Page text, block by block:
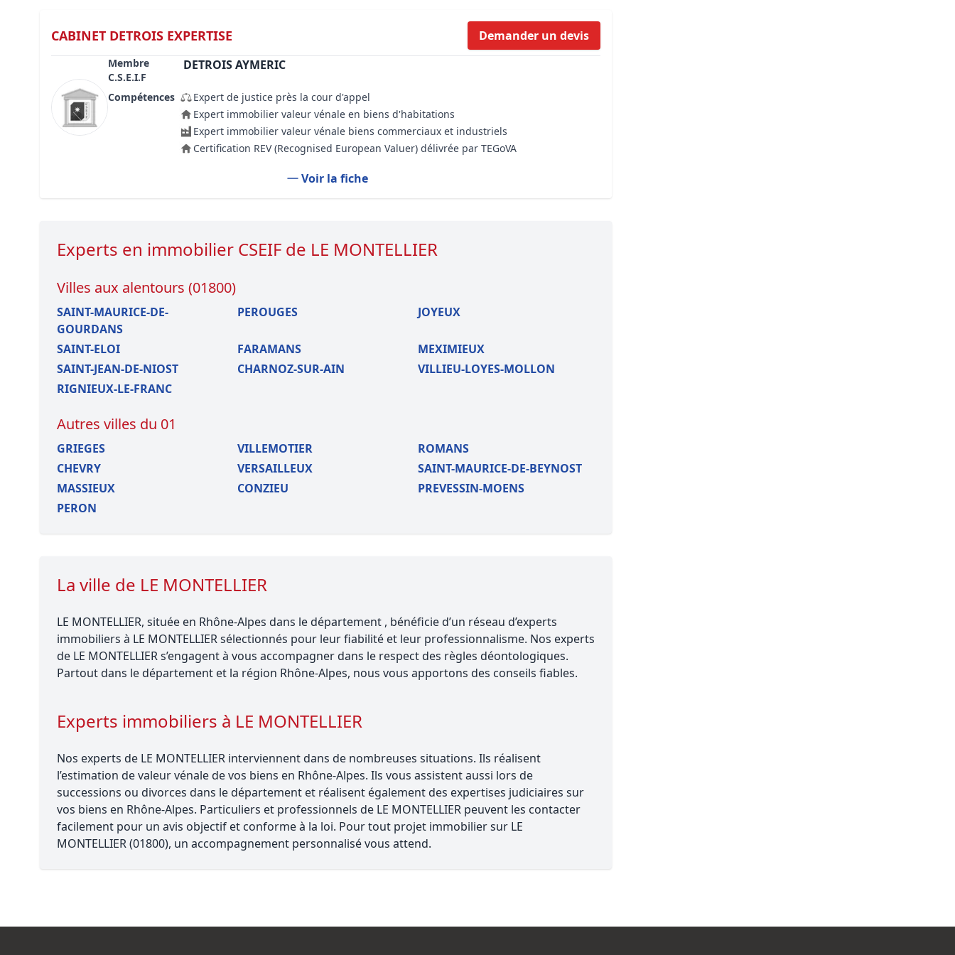
Formation règles d’urbanisme
CABINET DETROIS EXPERTISE Demander un devis
Membre
C.S.E.I.F
DETROIS AYMERIC
Compétences
Expert de justice près la cour d'appel
Expert immobilier valeur vénale en biens d'habitations
Expert immobilier valeur vénale biens commerciaux et industriels
Certification REV (Recognised European Valuer) délivrée par TEGoVA
Voir la fiche
Experts en immobilier CSEIF de LE MONTELLIER
Villes aux alentours (01800)
SAINT-MAURICE-DE-
GOURDANS
PEROUGES JOYEUX
SAINT-ELOI FARAMANS
MEXIMIEUX
SAINT-JEAN-DE-NIOST
CHARNOZ-SUR-AIN
VILLIEU-LOYES-MOLLON
RIGNIEUX-LE-FRANC
Autres villes du 01
GRIEGES VILLEMOTIER
ROMANS
CHEVRY
VERSAILLEUX
SAINT-MAURICE-DE-BEYNOST
MASSIEUX
CONZIEU
PREVESSIN-MOENS
PERON
La ville de LE MONTELLIER
LE MONTELLIER, située en Rhône-Alpes dans le département , bénéficie d’un réseau d’experts
immobiliers à LE MONTELLIER sélectionnés pour leur fiabilité et leur professionnalisme. Nos experts
de LE MONTELLIER s’engagent à vous accompagner dans le respect des règles déontologiques.
Partout dans le département et la région Rhône-Alpes, nous vous apportons des conseils fiables.
Experts immobiliers à LE MONTELLIER
Nos experts de LE MONTELLIER interviennent dans de nombreuses situations. Ils réalisent
l’estimation de valeur vénale de vos biens en Rhône-Alpes. Ils vous assistent aussi lors de
successions ou divorces dans le département et réalisent également des expertises judiciaires sur
vos biens en Rhône-Alpes. Particuliers et professionnels de LE MONTELLIER peuvent les contacter
facilement pour un avis objectif et conforme à la loi. Pour tout projet immobilier sur LE
MONTELLIER (01800), un accompagnement personnalisé vous attend.